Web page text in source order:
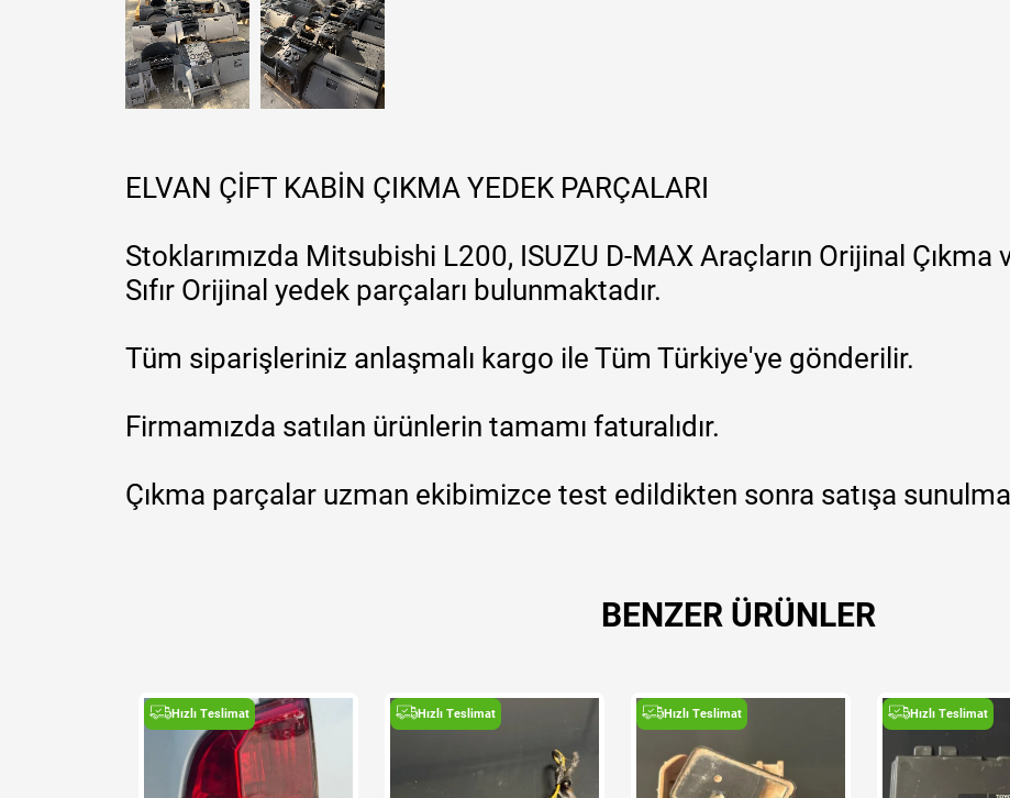
ELVAN ÇİFT KABİN ÇIKMA YEDEK PARÇALARI
Stoklarımızda Mitsubishi L200, ISUZU D-MAX Araçların Orijinal Çıkma
Sıfır Orijinal yedek parçaları bulunmaktadır.
Tüm siparişleriniz anlaşmalı kargo ile Tüm Türkiye'ye gönderilir.
Firmamızda satılan ürünlerin tamamı faturalıdır.
Çıkma parçalar uzman ekibimizce test edildikten sonra satışa
BENZER ÜRÜNLER
Hızlı Teslimat Hızlı Teslimat Hızlı Teslimat Hızlı Teslimat